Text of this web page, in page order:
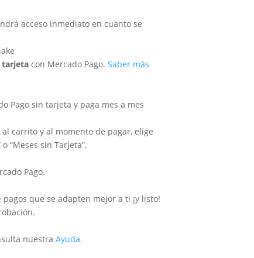
acceso inmediato en cuanto se
tarjetacon Mercado Pago. Saber más
Pago sin tarjeta y paga mes a mes
carrito y al momento de pagar, elige
“Meses sin Tarjeta”.
Pago.
que se adapten mejor a ti ¡y listo!
nuestra Ayuda.